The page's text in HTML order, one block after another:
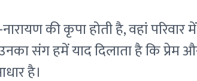
की कृपा होती है, वहां परिवार
संग हमें याद दिलाता है कि प्रेम
है।